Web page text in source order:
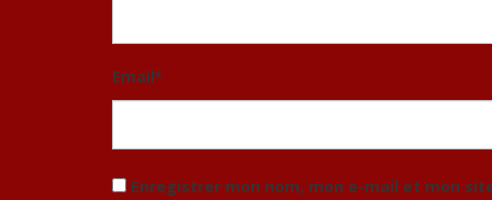
Email*
Enregistrer mon nom, mon e-mail et mon